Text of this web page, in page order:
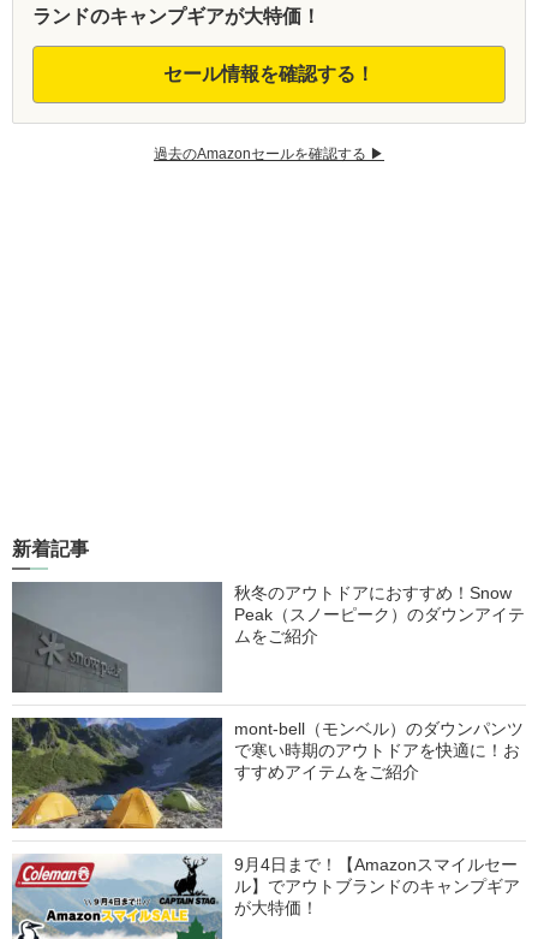
ランドのキャンプギアが大特価！
セール情報を確認する！
過去のAmazonセールを確認する ▶︎
新着記事
秋冬のアウトドアにおすすめ！Snow
Peak（スノーピーク）のダウンアイテ
ムをご紹介
mont-bell（モンベル）のダウンパンツ
で寒い時期のアウトドアを快適に！お
すすめアイテムをご紹介
9月4日まで！【Amazonスマイルセー
ル】でアウトブランドのキャンプギア
が大特価！